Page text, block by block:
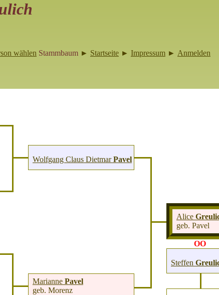
wählen Stammbaum ► Startseite ► Impressum ► Anmelden
Wolfgang Claus DietmarPavel
Marianne Pavel
geb. Morenz
Alice
geb. Pavel
OO
Steffen